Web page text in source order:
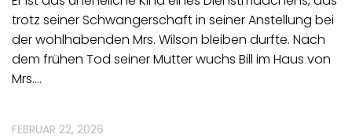
trotz seiner Schwangerschaft in seiner Anstellung bei
der wohlhabenden Mrs. Wilson bleiben durfte. Nach
dem frühen Tod seiner Mutter wuchs Bill im Haus von
Mrs.…
FEBRUAR 22, 2026